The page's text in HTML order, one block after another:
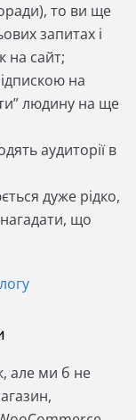
то ви ще
запитах і
на сайт;
на
людину на ще
аудиторії в
дуже рідко,
що
але ми б не